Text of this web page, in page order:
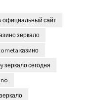
официальный сайт
зеркало
казино
зеркало сегодня